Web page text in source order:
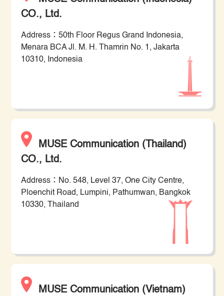
CO., Ltd.
Address：50th Floor Regus Grand Indonesia,
Menara BCA Jl. M. H. Thamrin No. 1, Jakarta
10310, Indonesia
MUSE Communication (Thailand)
CO., Ltd.
Address：No. 548, Level 37, One City Centre,
Ploenchit Road, Lumpini, Pathumwan, Bangkok
10330, Thailand
MUSE Communication (Vietnam)